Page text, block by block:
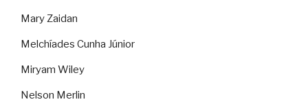
Mary Zaidan
Melchíades Cunha Júnior
Miryam Wiley
Nelson Merlin